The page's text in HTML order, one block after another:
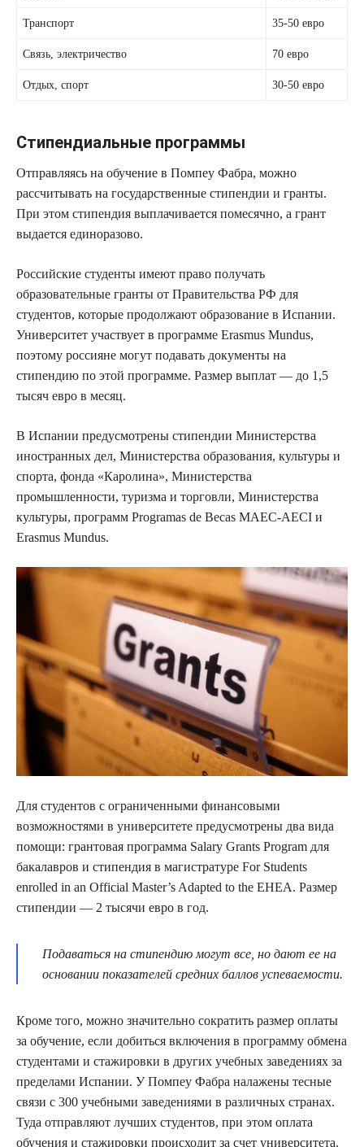
Транспорт 35-50 евро
Связь, электричество 70 евро
Отдых, спорт 30-50 евро
Стипендиальные программы
Отправляясь на обучение в Помпеу Фабра, можно
рассчитывать на государственные стипендии и гранты.
При этом стипендия выплачивается помесячно, а грант
выдается единоразово.
Российские студенты имеют право получать
образовательные гранты от Правительства РФ для
студентов, которые продолжают образование в Испании.
Университет участвует в программе Erasmus Mundus,
поэтому россияне могут подавать документы на
стипендию по этой программе. Размер выплат — до 1,5
тысяч евро в месяц.
В Испании предусмотрены стипендии Министерства
иностранных дел, Министерства образования, культуры и
спорта, фонда «Каролина», Министерства
промышленности, туризма и торговли, Министерства
культуры, программ Programas de Becas MAEC-AECI и
Erasmus Mundus.
Для студентов с ограниченными финансовыми
возможностями в университете предусмотрены два вида
помощи: грантовая программа Salary Grants Program для
бакалавров и стипендия в магистратуре For Students
enrolled in an Official Master’s Adapted to the EHEA. Размер
стипендии — 2 тысячи евро в год.
Подаваться на стипендию могут все, но дают ее на
основании показателей средних баллов успеваемости.
Кроме того, можно значительно сократить размер оплаты
за обучение, если добиться включения в программу обмена
студентами и стажировки в других учебных заведениях за
пределами Испании. У Помпеу Фабра налажены тесные
связи с 300 учебными заведениями в различных странах.
Туда отправляют лучших студентов, при этом оплата
обучения и стажировки происходит за счет университета.